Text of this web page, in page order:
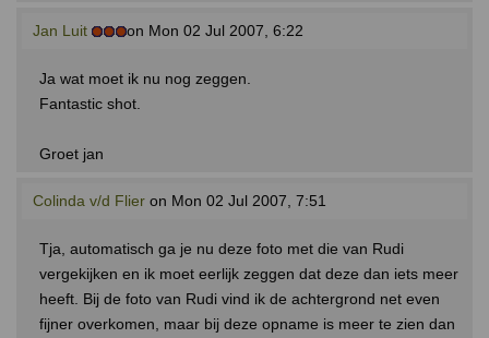
Jan Luit on Mon 02 Jul 2007, 6:22
Ja wat moet ik nu nog zeggen.
Fantastic shot.
Groet jan
Colinda v/d Flier on Mon 02 Jul 2007, 7:51
Tja, automatisch ga je nu deze foto met die van Rudi
vergekijken en ik moet eerlijk zeggen dat deze dan iets meer
heeft. Bij de foto van Rudi vind ik de achtergrond net even
fijner overkomen, maar bij deze opname is meer te zien dan